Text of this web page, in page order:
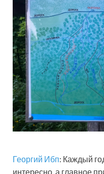
Георгий Ибп: Каждый
интересно, а главное